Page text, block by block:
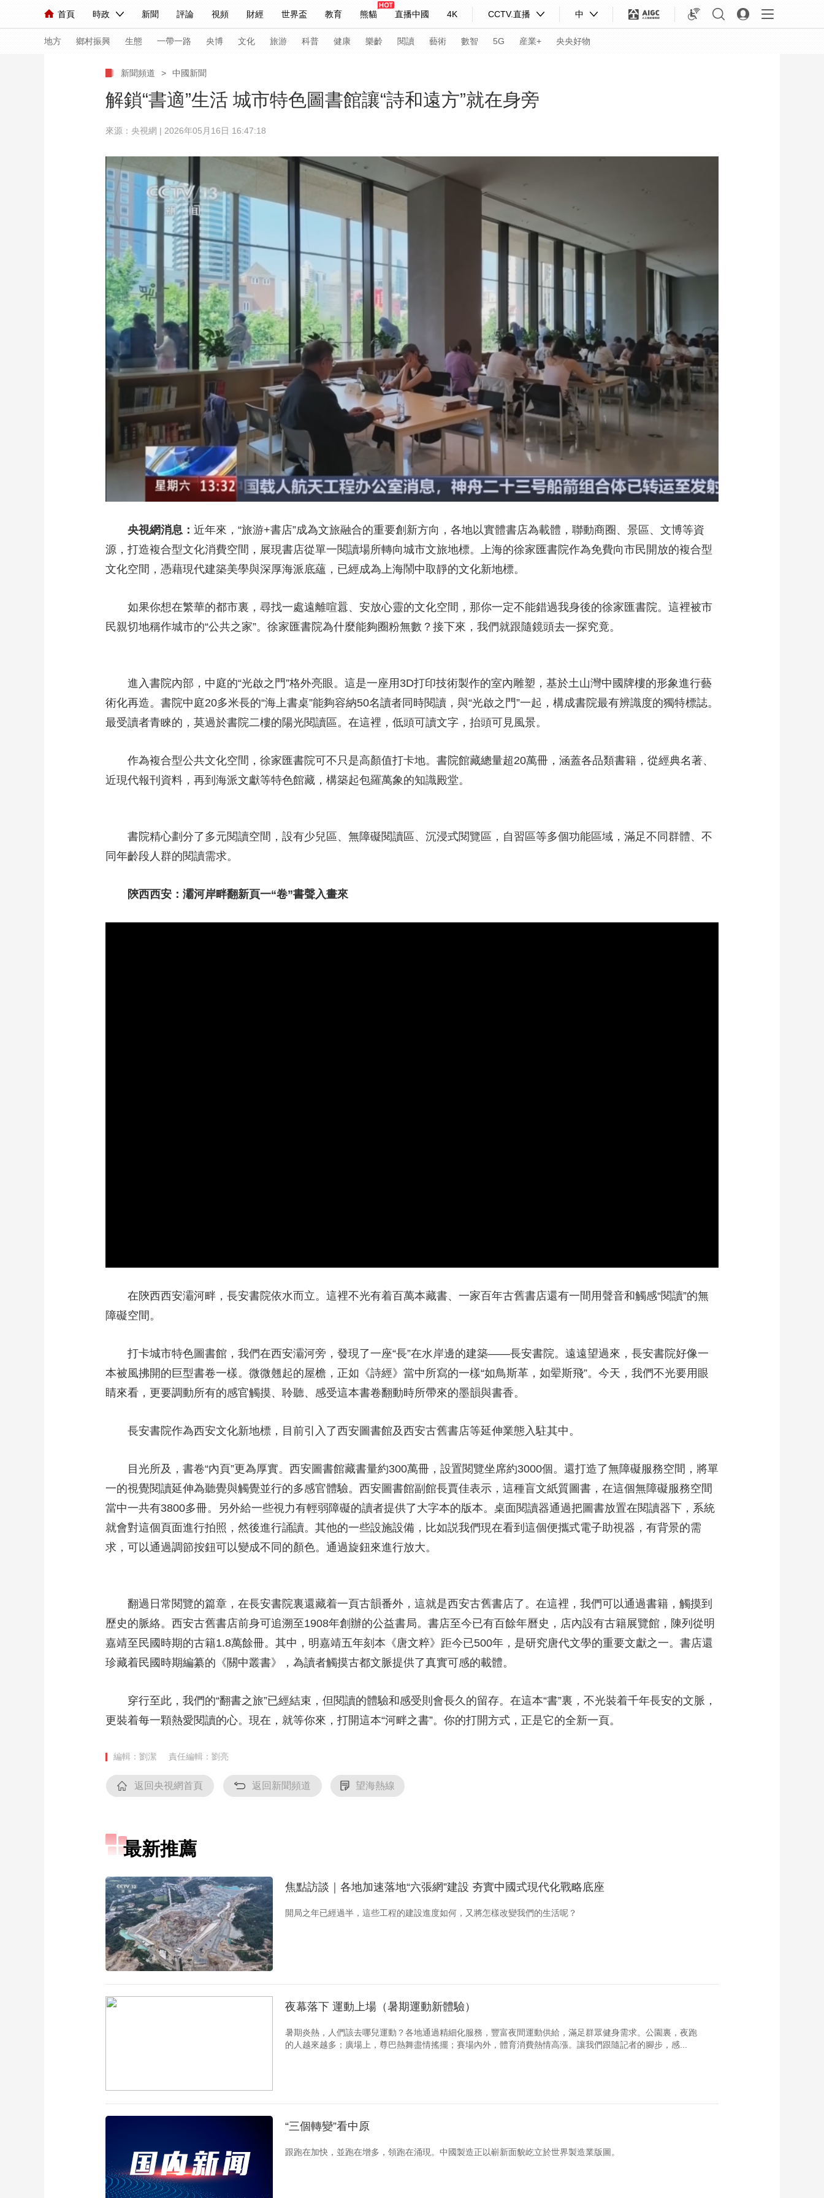
首頁 時政 新聞 評論 視頻 財經 世界盃 教育 熊貓 直播中國 4K CCTV.直播 中
人民領袖習近平 聯播+ 中國領導人 央視快評 習式妙語 熱解讀 天天學習
直播 片庫 欄目大全 節目單 聽音 微視頻 主持人 下載央視影音
海外頻道 iPanda English Монгол
地方 鄉村振興 生態 一帶一路 央博 文化 旅游 科普 健康 樂齡 閱讀 藝術 數智 5G 産業+ 央央好物
人民領袖習近平 習式妙語 央視快評 央視網評
小央視頻 小央直播 直播中國 4K專區 全景新聞
前線 快看 藍海中國 人生第一次
直播 2026年世界盃 2026年冬奧會 綜合體育 亞冬會
CCTV奧林匹克頻道 生活體育大會 體育江湖 文化體育 冰雪道路
教育 鄉村振興 生態環境 一帶一路 央博 文化 旅游 樂齡 閱讀 藝術 汽車
大國展會 大國保險 雲頂對話 雲起 超級工廠 智敬中國 顏選攻略 海洋 網展
直播 欄目 片庫 總台企業白名單
新聞頻道 > 中國新聞
解鎖“書適”生活 城市特色圖書館讓“詩和遠方”就在身旁
來源：央視網 | 2026年05月16日 16:47:18
央視網消息： 近年來，“旅游+書店”成為文旅融合的重要創新方向，各地以實體書店為載體，聯動商圈、景區、文博等資
源，打造複合型文化消費空間，展現書店從單一閱讀場所轉向城市文旅地標。上海的徐家匯書院作為免費向市民開放的複合型
文化空間，憑藉現代建築美學與深厚海派底蘊，已經成為上海鬧中取靜的文化新地標。
如果你想在繁華的都市裏，尋找一處遠離喧囂、安放心靈的文化空間，那你一定不能錯過我身後的徐家匯書院。這裡被市
民親切地稱作城市的“公共之家”。徐家匯書院為什麼能夠圈粉無數？接下來，我們就跟隨鏡頭去一探究竟。
進入書院內部，中庭的“光啟之門”格外亮眼。這是一座用3D打印技術製作的室內雕塑，基於土山灣中國牌樓的形象進行藝
術化再造。書院中庭20多米長的“海上書桌”能夠容納50名讀者同時閱讀，與“光啟之門”一起，構成書院最有辨識度的獨特標誌。
最受讀者青睞的，莫過於書院二樓的陽光閱讀區。在這裡，低頭可讀文字，抬頭可見風景。
作為複合型公共文化空間，徐家匯書院可不只是高顏值打卡地。書院館藏總量超20萬冊，涵蓋各品類書籍，從經典名著、
近現代報刊資料，再到海派文獻等特色館藏，構築起包羅萬象的知識殿堂。
書院精心劃分了多元閱讀空間，設有少兒區、無障礙閱讀區、沉浸式閱覽區，自習區等多個功能區域，滿足不同群體、不
同年齡段人群的閱讀需求。
陝西西安：灞河岸畔翻新頁一“卷”書聲入畫來
在陝西西安灞河畔，長安書院依水而立。這裡不光有着百萬本藏書、一家百年古舊書店還有一間用聲音和觸感“閱讀”的無
障礙空間。
打卡城市特色圖書館，我們在西安灞河旁，發現了一座“長”在水岸邊的建築——長安書院。遠遠望過來，長安書院好像一
本被風拂開的巨型書卷一樣。微微翹起的屋檐，正如《詩經》當中所寫的一樣“如鳥斯革，如翚斯飛”。今天，我們不光要用眼
睛來看，更要調動所有的感官觸摸、聆聽、感受這本書卷翻動時所帶來的墨韻與書香。
長安書院作為西安文化新地標，目前引入了西安圖書館及西安古舊書店等延伸業態入駐其中。
目光所及，書卷“內頁”更為厚實。西安圖書館藏書量約300萬冊，設置閱覽坐席約3000個。還打造了無障礙服務空間，將單
一的視覺閱讀延伸為聽覺與觸覺並行的多感官體驗。西安圖書館副館長賈佳表示，這種盲文紙質圖書，在這個無障礙服務空間
當中一共有3800多冊。另外給一些視力有輕弱障礙的讀者提供了大字本的版本。桌面閱讀器通過把圖書放置在閱讀器下，系統
就會對這個頁面進行拍照，然後進行誦讀。其他的一些設施設備，比如説我們現在看到這個便攜式電子助視器，有背景的需
求，可以通過調節按鈕可以變成不同的顏色。通過旋鈕來進行放大。
翻過日常閱覽的篇章，在長安書院裏還藏着一頁古韻番外，這就是西安古舊書店了。在這裡，我們可以通過書籍，觸摸到
歷史的脈絡。西安古舊書店前身可追溯至1908年創辦的公益書局。書店至今已有百餘年曆史，店內設有古籍展覽館，陳列從明
嘉靖至民國時期的古籍1.8萬餘冊。其中，明嘉靖五年刻本《唐文粹》距今已500年，是研究唐代文學的重要文獻之一。書店還
珍藏着民國時期編纂的《關中叢書》，為讀者觸摸古都文脈提供了真實可感的載體。
穿行至此，我們的“翻書之旅”已經結束，但閱讀的體驗和感受則會長久的留存。在這本“書”裏，不光裝着千年長安的文脈，
更裝着每一顆熱愛閱讀的心。現在，就等你來，打開這本“河畔之書”。你的打開方式，正是它的全新一頁。
編輯：劉潔 責任編輯：劉亮
返回央視網首頁 返回新聞頻道 望海熱線
最新推薦
焦點訪談｜各地加速落地“六張網”建設 夯實中國式現代化戰略底座
開局之年已經過半，這些工程的建設進度如何，又將怎樣改變我們的生活呢？
夜幕落下 運動上場（暑期運動新體驗）
暑期炎熱，人們該去哪兒運動？各地通過精細化服務，豐富夜間運動供給，滿足群眾健身需求。公園裏，夜跑
的人越來越多；廣場上，尊巴熱舞盡情搖擺；賽場內外，體育消費熱情高漲。讓我們跟隨記者的腳步，感...
“三個轉變”看中原
跟跑在加快，並跑在增多，領跑在涌現。中國製造正以嶄新面貌屹立於世界製造業版圖。